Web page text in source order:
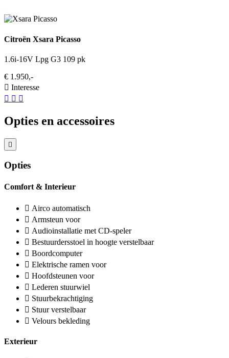
Citroën Xsara Picasso
1.6i-16V Lpg G3 109 pk
€ 1.950,-
Interesse
Opties en accessoires
Opties
Comfort & Interieur
Airco automatisch
Armsteun voor
Audioinstallatie met CD-speler
Bestuurdersstoel in hoogte verstelbaar
Boordcomputer
Elektrische ramen voor
Hoofdsteunen voor
Lederen stuurwiel
Stuurbekrachtiging
Stuur verstelbaar
Velours bekleding
Exterieur